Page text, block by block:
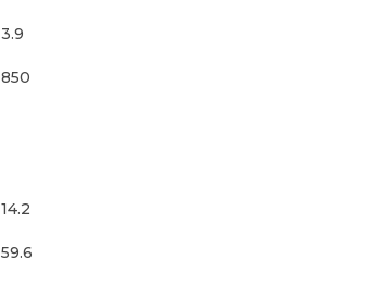
3.9
850
14.2
59.6